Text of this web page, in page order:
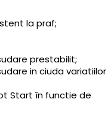
la praf;
prestabilit;
in ciuda variatiilor
Start în functie de